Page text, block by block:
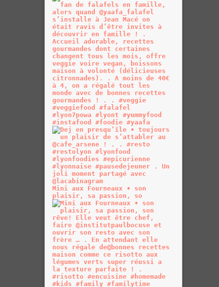
Mini aux Fourneaux • son
plaisir, sa passion, so